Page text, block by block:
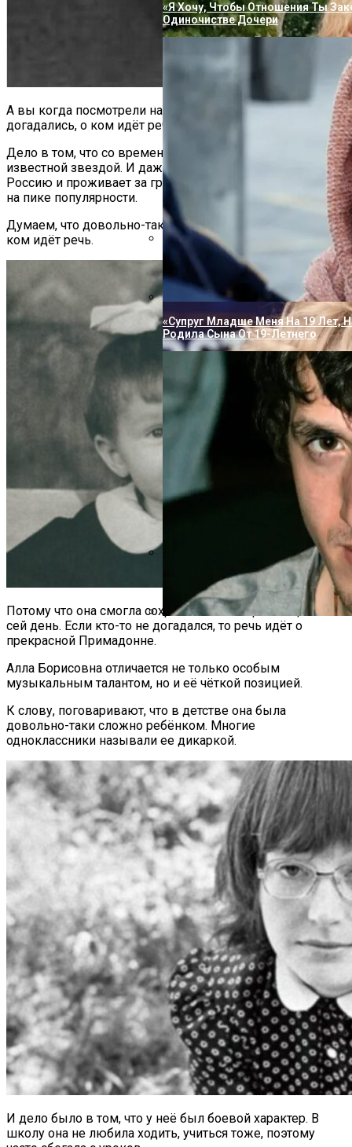
Пугачева И Галкин Решили
Повзрослевшими Детьми
«Поседела Я Настолько, Что
Призналась, Почему Не Следит
«Я Хочу, Чтобы Отношения Ты
Одиночистве Дочери
«Супруг Младше Меня На 19 Лет,
Родила Сына От 19-Летнего
«Даже На Секунду Не Пожалел,
А вы когда посмотрели на снимок этой звезды, сразу же
догадались, о ком идёт речь?
Дело в том, что со временем она стала всемирно
известной звездой. И даже сейчас, когда покинула
Россию и проживает за границей, находится всё равно
на пике популярности.
Думаем, что довольно-таки легко было догадаться, о
ком идёт речь.
Потому что она смогла сохранить свои черты лица по
сей день. Если кто-то не догадался, то речь идёт о
прекрасной Примадонне.
Алла Борисовна отличается не только особым
музыкальным талантом, но и её чёткой позицией.
К слову, поговаривают, что в детстве она была
довольно-таки сложно ребёнком. Многие
одноклассники называли ее дикаркой.
И дело было в том, что у неё был боевой характер. В
школу она не любила ходить, учиться тоже, поэтому